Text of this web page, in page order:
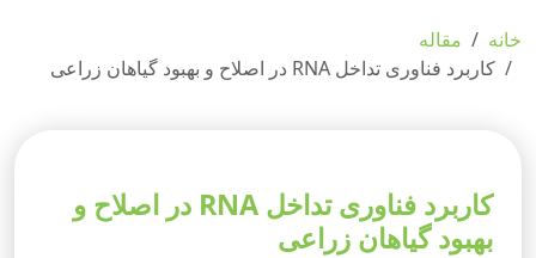
خانه
مقاله
کاربرد فناوری تداخل RNA در اصلاح و بهبود گیاهان زراعی
کاربرد فناوری تداخل RNA در اصلاح و
بهبود گیاهان زراعی